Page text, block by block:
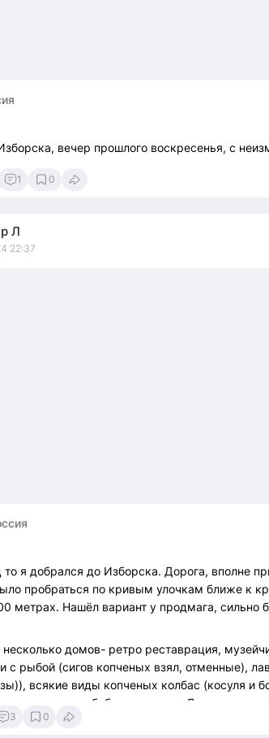
вечер прошлого воскресенья, с
1 0
Л
22:37
то я добрался до Изборска. Дорога, вполне
пробраться по кривым улочкам ближе к
метрах. Нашёл вариант у продмага, сильно
домов- ретро реставрация,
с рыбой (сигов копченых взял, отменные),
всякие виды копченых колбас (косуля и
шкуры бобра местного. Да- там везде
хана.
3 0